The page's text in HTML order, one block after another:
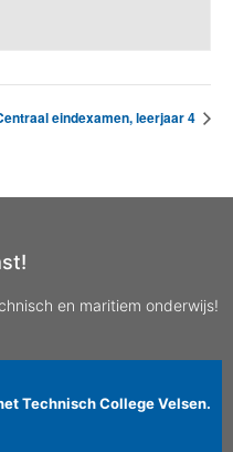
eindexamen, leerjaar 4
en maritiem onderwijs!
Technisch College Velsen.